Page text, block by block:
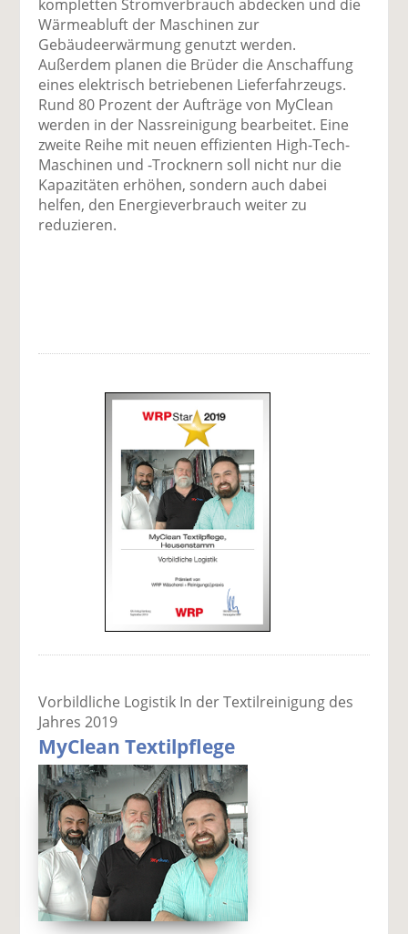
kompletten Stromverbrauch abdecken und die
Wärmeabluft der Maschinen zur
Gebäudeerwärmung genutzt werden.
Außerdem planen die Brüder die Anschaffung
eines elektrisch betriebenen Lieferfahrzeugs.
Rund 80 Prozent der Aufträge von MyClean
werden in der Nassreinigung bearbeitet. Eine
zweite Reihe mit neuen effizienten High-Tech-
Maschinen und -Trocknern soll nicht nur die
Kapazitäten erhöhen, sondern auch dabei
helfen, den Energieverbrauch weiter zu
reduzieren.
Vorbildliche Logistik In der Textilreinigung des
Jahres 2019
MyClean Textilpflege